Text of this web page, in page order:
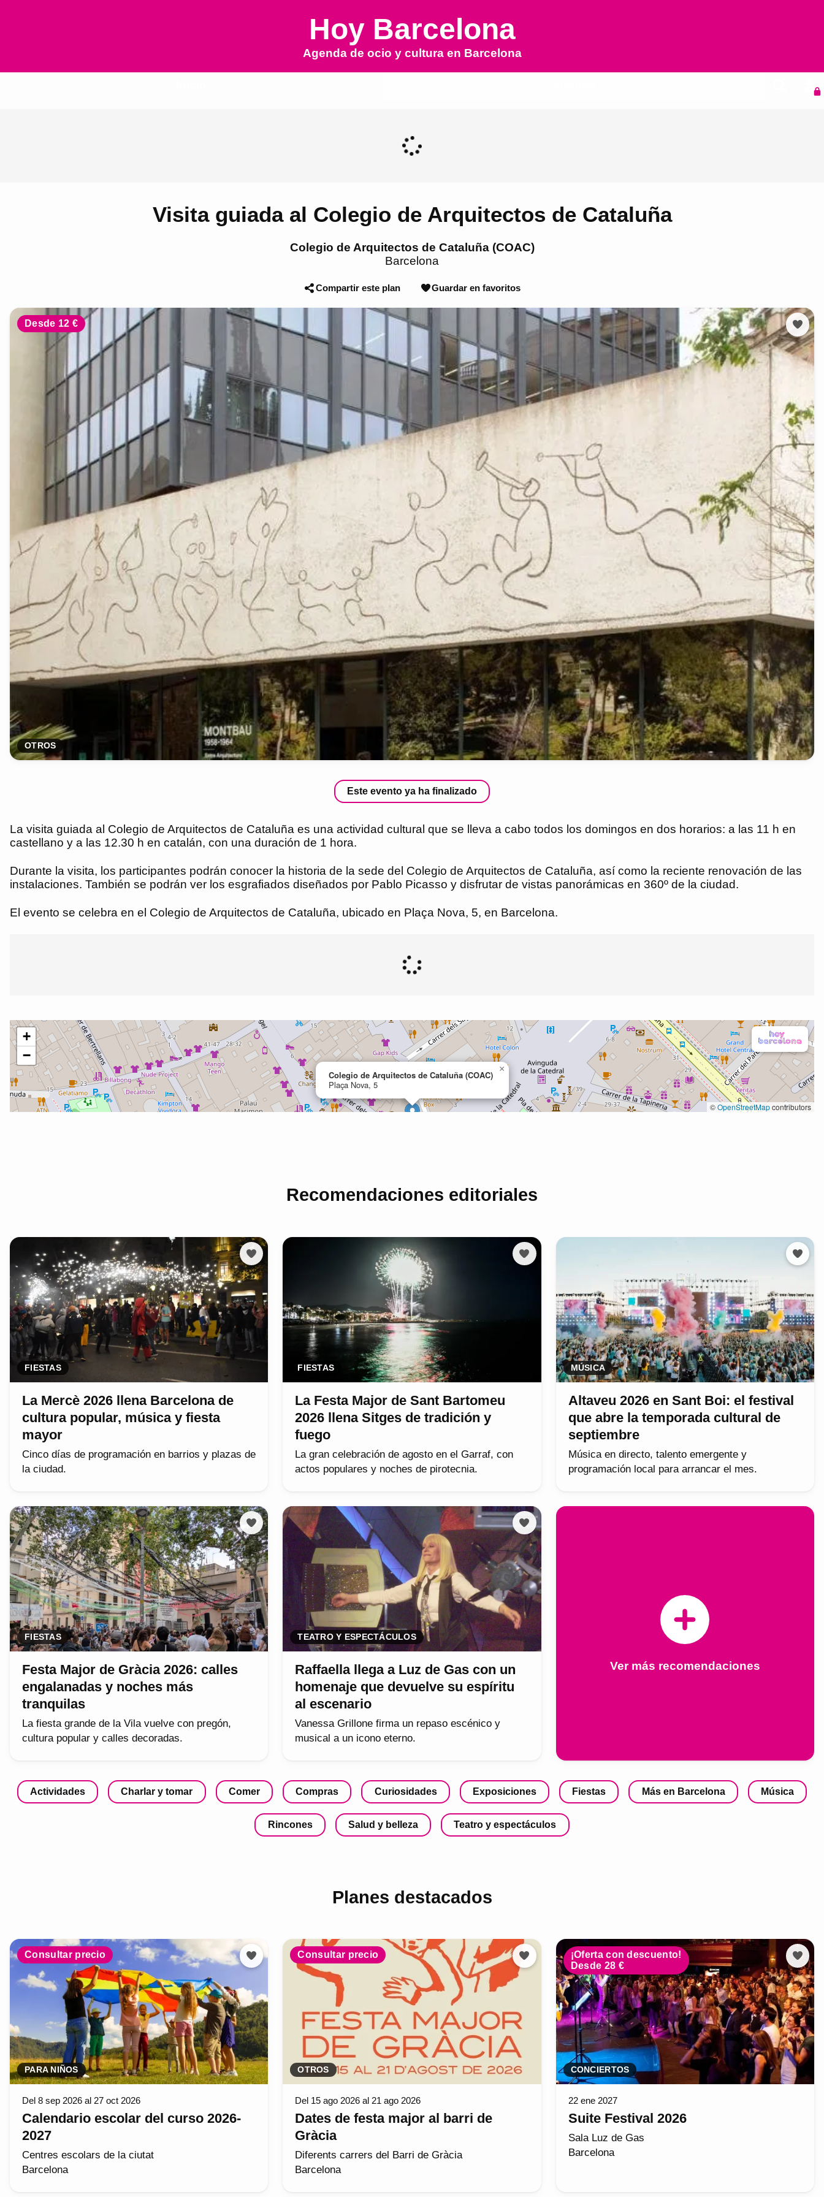
Hoy Barcelona
Agenda de ocio y cultura en Barcelona
Visita guiada al Colegio de Arquitectos de Cataluña
Colegio de Arquitectos de Cataluña (COAC)
Barcelona
Compartir este plan Guardar en favoritos
Desde 12 €
OTROS
Este evento ya ha finalizado
La visita guiada al Colegio de Arquitectos de Cataluña es una actividad cultural que se lleva a cabo todos los domingos en dos horarios: a las 11 h en
castellano y a las 12.30 h en catalán, con una duración de 1 hora.
Durante la visita, los participantes podrán conocer la historia de la sede del Colegio de Arquitectos de Cataluña, así como la reciente renovación de las
instalaciones. También se podrán ver los esgrafiados diseñados por Pablo Picasso y disfrutar de vistas panorámicas en 360º de la ciudad.
El evento se celebra en el Colegio de Arquitectos de Cataluña, ubicado en Plaça Nova, 5, en Barcelona.
Recomendaciones editoriales
FIESTAS
La Mercè 2026 llena Barcelona de
cultura popular, música y fiesta
mayor
Cinco días de programación en barrios y plazas de
la ciudad.
FIESTAS
La Festa Major de Sant Bartomeu
2026 llena Sitges de tradición y
fuego
La gran celebración de agosto en el Garraf, con
actos populares y noches de pirotecnia.
MÚSICA
Altaveu 2026 en Sant Boi: el festival
que abre la temporada cultural de
septiembre
Música en directo, talento emergente y
programación local para arrancar el mes.
FIESTAS
Festa Major de Gràcia 2026: calles
engalanadas y noches más
tranquilas
La fiesta grande de la Vila vuelve con pregón,
cultura popular y calles decoradas.
TEATRO Y ESPECTÁCULOS
Raffaella llega a Luz de Gas con un
homenaje que devuelve su espíritu
al escenario
Vanessa Grillone firma un repaso escénico y
musical a un icono eterno.
Ver más recomendaciones
Actividades Charlar y tomar Comer Compras Curiosidades Exposiciones Fiestas Más en Barcelona Música
Rincones Salud y belleza Teatro y espectáculos
Planes destacados
Consultar precio
PARA NIÑOS
Del 8 sep 2026 al 27 oct 2026
Calendario escolar del curso 2026-
2027
Centres escolars de la ciutat
Barcelona
Consultar precio
OTROS
Del 15 ago 2026 al 21 ago 2026
Dates de festa major al barri de
Gràcia
Diferents carrers del Barri de Gràcia
Barcelona
¡Oferta con descuento!
Desde 28 €
CONCIERTOS
22 ene 2027
Suite Festival 2026
Sala Luz de Gas
Barcelona